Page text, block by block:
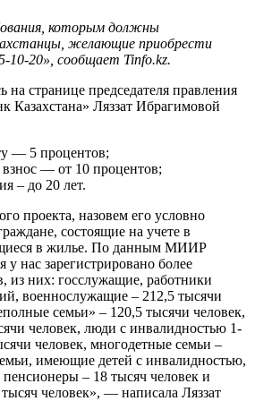
которым должны
желающие приобрести
10-20», сообщает Tinfo.kz.
странице председателя правления
Казахстана» Ляззат Ибрагимовой
— 5 процентов;
— от 10 процентов;
– до 20 лет.
проекта, назовем его условно
состоящие на учете в
в жилье. По данным МИИР
у нас зарегистрировано более
из них: госслужащие, работники
военнослужащие – 212,5 тысячи
семьи» – 120,5 тысячи человек,
человек, люди с инвалидностью 1-
человек, многодетные семьи –
имеющие детей с инвалидностью,
– 18 тысяч человек и
человек», — написала Ляззат